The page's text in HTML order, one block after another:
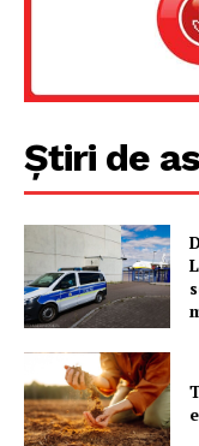
Știri de